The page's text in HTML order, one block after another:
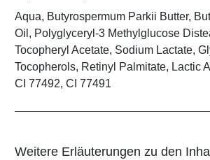
Aqua, Butyrospermum Parkii Butter,
Oil, Polyglyceryl-3 Methylglucose
Tocopheryl Acetate, Sodium Lactate,
Tocopherols, Retinyl Palmitate, Lactic
CI 77492, CI 77491
Weitere Erläuterungen zu den